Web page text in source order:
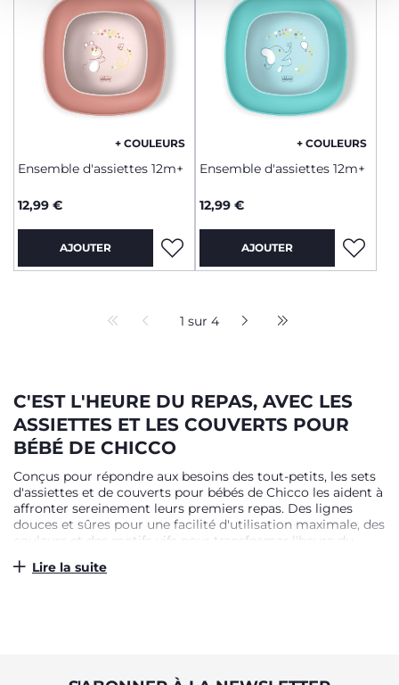
+ COULEURS
Ensemble d'assiettes 12m+
12,99 €
AJOUTER
+ COULEURS
Ensemble d'assiettes 12m+
12,99 €
AJOUTER
1 sur 4
C'EST L'HEURE DU REPAS, AVEC LES
ASSIETTES ET LES COUVERTS POUR
BÉBÉ DE CHICCO
Conçus pour répondre aux besoins des tout-petits, les sets
d'assiettes et de couverts pour bébés de Chicco les aident à
affronter sereinement leurs premiers repas. Des lignes
douces et sûres pour une facilité d'utilisation maximale, des
couleurs et des motifs vifs pour transformer l'heure du
repas en une occasion amusante et agréable. Les assiettes
et les couverts pour bébés sont les compagnons
POUR DES REPAS EN TOUTE SÉCURITÉ
Lire la suite